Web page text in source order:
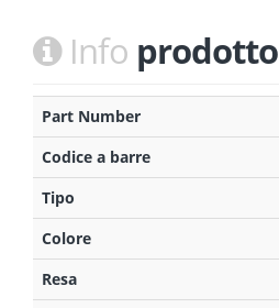
Info prodotto
Part Number
Codice a barre
Tipo
Colore
Resa